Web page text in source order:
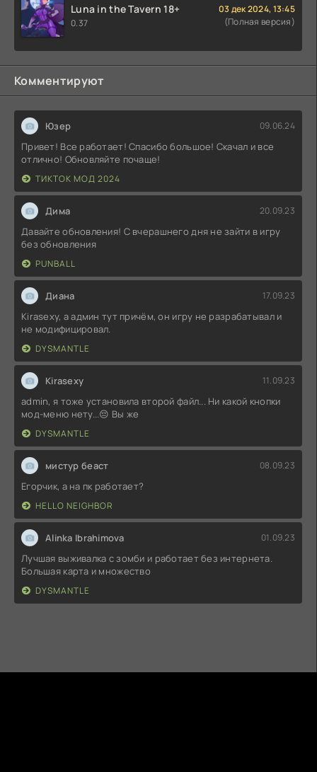
Luna in the Tavern 18+
0.37
03 дек 2024, 13:45
(Полная версия)
Комментируют
Юзер 09.06.24
Привет! Все работает! Спасибо большое! Скачал и все
отлично! Обновляйте почаще!
ТИКТОК МОД 2024
Дима 20.09.23
Давайте обновления! С вчерашнего дня не зайти в игру
без обновления
PUNBALL
Диана 17.09.23
Kirasexy, а админ тут причём, он игру не разрабатывал и
не модифицировал.
DYSMANTLE
Kirasexy 11.09.23
admin, я тоже установила второй файл... Ни какой кнопки
мод-меню нету...😔 Вы же
DYSMANTLE
мистур беаст 08.09.23
Егорчик, а на пк работает?
HELLO NEIGHBOR
Alinka Ibrahimova 01.09.23
Лучшая выживалка с зомби и работает без интернета.
Большая карта и множество
DYSMANTLE